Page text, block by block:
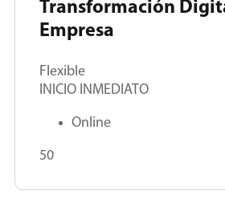
Transformación
Empresa
Flexible
INICIO INMEDIATO
Online
50